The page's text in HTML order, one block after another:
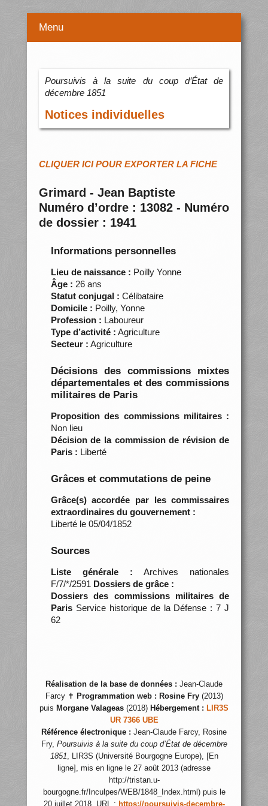
Menu
Poursuivis à la suite du coup d’État de
décembre 1851
Notices individuelles
CLIQUER ICI POUR EXPORTER LA FICHE
Grimard - Jean Baptiste
Numéro d’ordre : 13082 - Numéro
de dossier : 1941
Informations personnelles
Lieu de naissance : Poilly Yonne
Âge : 26 ans
Statut conjugal : Célibataire
Domicile : Poilly, Yonne
Profession : Laboureur
Type d’activité : Agriculture
Secteur : Agriculture
Décisions des commissions mixtes
départementales et des commissions
militaires de Paris
Proposition des commissions militaires :
Non lieu
Décision de la commission de révision de
Paris : Liberté
Grâces et commutations de peine
Grâce(s) accordée par les commissaires
extraordinaires du gouvernement :
Liberté le 05/04/1852
Sources
Liste générale : Archives nationales
F/7/*/2591 Dossiers de grâce :
Dossiers des commissions militaires de
ParisService historique de la Défense : 7 J
62
Réalisation de la base de données : Jean-Claude
Farcy ✝ Programmation web : Rosine Fry(2013)
puis Morgane Valageas (2018) Hébergement : LIR3S
UR 7366 UBE
Référence électronique : Jean-Claude Farcy, Rosine
Fry, Poursuivis à la suite du coup d’État de décembre
1851, LIR3S (Université Bourgogne Europe), [En
ligne], mis en ligne le 27 août 2013 (adresse
http://tristan.u-
bourgogne.fr/Inculpes/WEB/1848_Index.html) puis le
20 juillet 2018, URL : https://poursuivis-decembre-